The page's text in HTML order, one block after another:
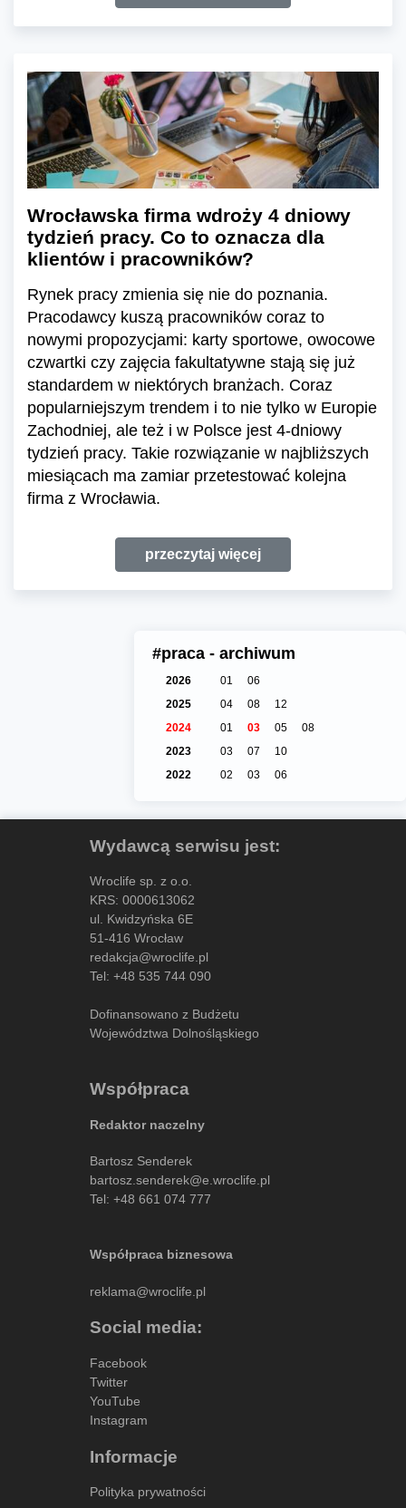
Wrocławska firma wdroży 4 dniowy
tydzień pracy. Co to oznacza dla
klientów i pracowników?
Rynek pracy zmienia się nie do poznania.
Pracodawcy kuszą pracowników coraz to
nowymi propozycjami: karty sportowe, owocowe
czwartki czy zajęcia fakultatywne stają się już
standardem w niektórych branżach. Coraz
popularniejszym trendem i to nie tylko w Europie
Zachodniej, ale też i w Polsce jest 4-dniowy
tydzień pracy. Takie rozwiązanie w najbliższych
miesiącach ma zamiar przetestować kolejna
firma z Wrocławia.
przeczytaj więcej
#praca - archiwum
2026 01
06
2025
04 08
12
2024
01 03 05
08
2023
03 07
10
2022
02 03 06
Wydawcą serwisu jest:
Wroclife sp. z o.o.
KRS: 0000613062
ul. Kwidzyńska 6E
51-416 Wrocław
redakcja@wroclife.pl
Tel: +48 535 744 090
Dofinansowano z Budżetu
Województwa Dolnośląskiego
Współpraca
Redaktor naczelny
Bartosz Senderek
bartosz.senderek@e.wroclife.pl
Tel: +48 661 074 777
Współpraca biznesowa
reklama@wroclife.pl
Social media:
Facebook
Twitter
YouTube
Instagram
Informacje
Polityka prywatności